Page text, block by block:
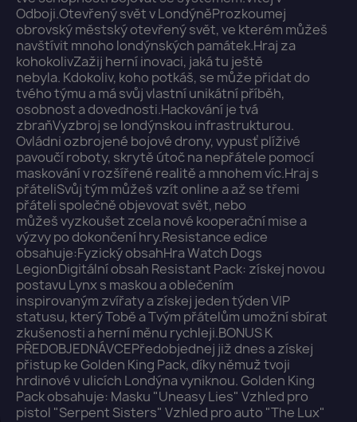
Odboji.Otevřený svět v LondýněProzkoumej
obrovský městský otevřený svět, ve kterém můžeš
navštívit mnoho londýnských památek.Hraj za
kohokolivZažij herní inovaci, jaká tu ještě
nebyla. Kdokoliv, koho potkáš, se může přidat do
tvého týmu a má svůj vlastní unikátní příběh,
osobnost a dovednosti.Hackování je tvá
zbraňVyzbroj se londýnskou infrastrukturou.
Ovládni ozbrojené bojové drony, vypusť plíživé
pavoučí roboty, skrytě útoč na nepřátele pomocí
maskování v rozšířené realitě a mnohem víc.Hraj s
přáteliSvůj tým můžeš vzít online a až se třemi
přáteli společně objevovat svět, nebo
můžeš vyzkoušet zcela nové kooperační mise a
výzvy po dokončení hry.Resistance edice
obsahuje:Fyzický obsah​Hra Watch Dogs
LegionDigitální obsah Resistant Pack: získej novou
postavu Lynx s maskou a oblečením
inspirovaným zvířaty a získej jeden týden VIP
statusu, který Tobě a Tvým přátelům umožní sbírat
zkušenosti a herní měnu rychleji.BONUS K
PŘEDOBJEDNÁVCEPředobjednej již dnes a získej
přistup ke Golden King Pack, díky němuž tvoji
hrdinové v ulicích Londýna vyniknou. Golden King
Pack obsahuje: Masku "Uneasy Lies" Vzhled pro
pistol "Serpent Sisters" Vzhled pro auto "The Lux"
Zaloguj się
You need to be logged in to save products in your
wish list.
Anuluj Zaloguj się